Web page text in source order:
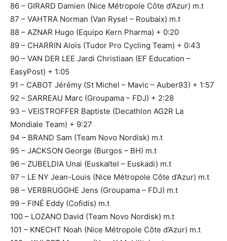
86 – GIRARD Damien (Nice Métropole Côte d’Azur) m.t
87 – VAHTRA Norman (Van Rysel – Roubaix) m.t
88 – AZNAR Hugo (Equipo Kern Pharma) + 0:20
89 – CHARRIN Aloïs (Tudor Pro Cycling Team) + 0:43
90 – VAN DER LEE Jardi Christiaan (EF Education –
EasyPost) + 1:05
91 – CABOT Jérémy (St Michel – Mavic – Auber93) + 1:57
92 – SARREAU Marc (Groupama – FDJ) + 2:28
93 – VEISTROFFER Baptiste (Decathlon AG2R La
Mondiale Team) + 9:27
94 – BRAND Sam (Team Novo Nordisk) m.t
95 – JACKSON George (Burgos – BH) m.t
96 – ZUBELDIA Unai (Euskaltel – Euskadi) m.t
97 – LE NY Jean-Louis (Nice Métropole Côte d’Azur) m.t
98 – VERBRUGGHE Jens (Groupama – FDJ) m.t
99 – FINÉ Eddy (Cofidis) m.t
100 – LOZANO David (Team Novo Nordisk) m.t
101 – KNECHT Noah (Nice Métropole Côte d’Azur) m.t